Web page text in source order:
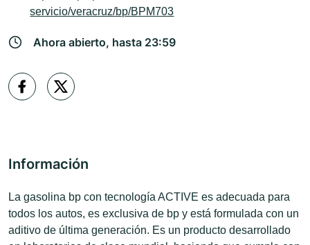
servicio/veracruz/bp/BPM703
Ahora abierto, hasta 23:59
Información
La gasolina bp con tecnología ACTIVE es adecuada para
todos los autos, es exclusiva de bp y está formulada con un
aditivo de última generación. Es un producto desarrollado